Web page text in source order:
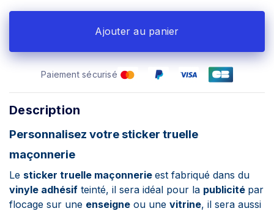
Ajouter au panier
Paiement sécurisé
Description
Personnalisez votre sticker truelle
maçonnerie
Le sticker truelle maçonnerie est fabriqué dans du
vinyle adhésif teinté, il sera idéal pour la publicité par
flocage sur une enseigne ou une vitrine, il sera aussi